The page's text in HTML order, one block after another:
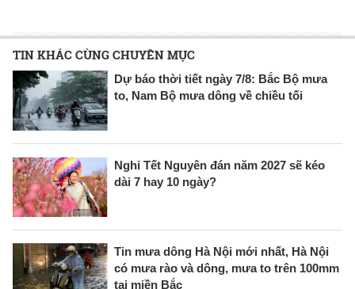
TIN KHÁC CÙNG CHUYÊN MỤC
Dự báo thời tiết ngày 7/8: Bắc Bộ mưa
to, Nam Bộ mưa dông về chiều tối
Nghỉ Tết Nguyên đán năm 2027 sẽ kéo
dài 7 hay 10 ngày?
Tin mưa dông Hà Nội mới nhất, Hà Nội
có mưa rào và dông, mưa to trên 100mm
tại miền Bắc